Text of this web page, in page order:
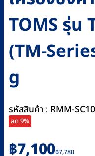
TOMS รุ่น
(TM-
g
รหัสสินค้า : RMM-
ลด 9%
฿7,780
Original
฿7,100
Current